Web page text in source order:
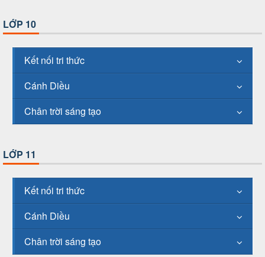
LỚP 10
Kết nối tri thức
Cánh Diều
Chân trời sáng tạo
LỚP 11
Kết nối tri thức
Cánh Diều
Chân trời sáng tạo